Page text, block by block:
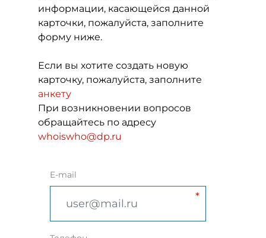
информации, касающейся данной
карточки, пожалуйста, заполните
форму ниже.
Если вы хотите создать новую
карточку, пожалуйста, заполните
анкету
При возникновении вопросов
обращайтесь по адресу
whoiswho@dp.ru
E-mail